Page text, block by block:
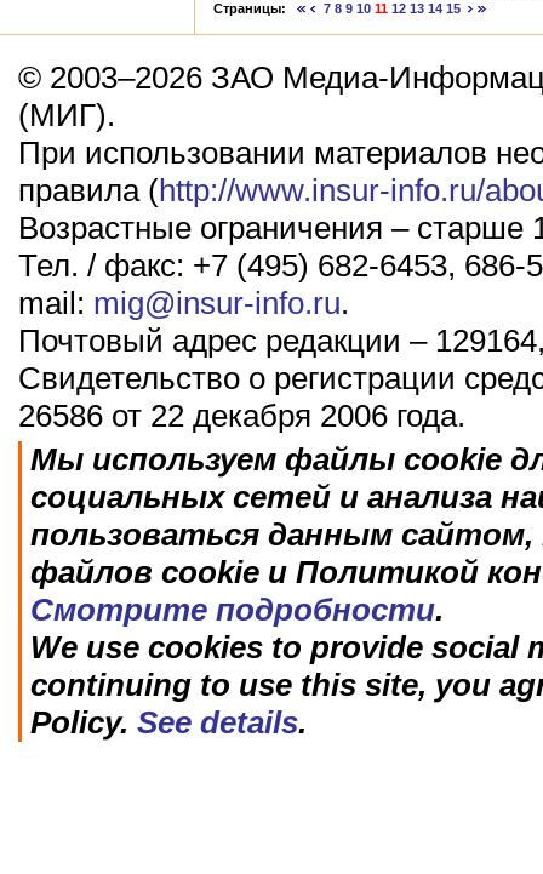
Страницы: 7 8 9 10 11 12 13 14 15
© 2003–2026 ЗАО Медиа-
(МИГ).
При использовании материалов
правила (http://www.insur-info.ru/
Возрастные ограничения – старше
Тел. / факс: +7 (495) 682-6453, 686-
mail: mig@insur-info.ru.
Почтовый адрес редакции –
Свидетельство о регистрации
26586 от 22 декабря 2006 года.
Мы используем файлы cookie
социальных сетей и анализа
пользоваться данным
файлов cookie и Политикой
Смотрите подробности.
We use cookies to provide social
continuing to use this site, you
Policy. See details.